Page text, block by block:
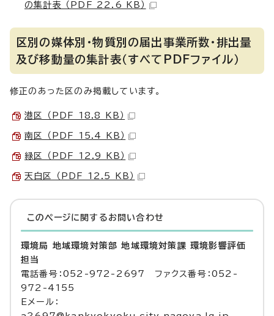
の集計表 （PDF 22.6 KB）
区別の媒体別・物質別の届出事業所数・排出量
及び移動量の集計表（すべてPDFファイル）
修正のあった区のみ掲載しています。
港区 （PDF 18.8 KB）
南区 （PDF 15.4 KB）
緑区 （PDF 12.9 KB）
天白区 （PDF 12.5 KB）
このページに関する お問い合わせ
環境局 地域環境対策部 地域環境対策課 環境影響評価
担当
電話番号：052-972-2697 ファクス番号：052-
972-4155
Eメール：